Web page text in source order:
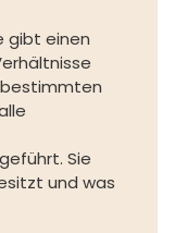
gibt einen
Sie
und was